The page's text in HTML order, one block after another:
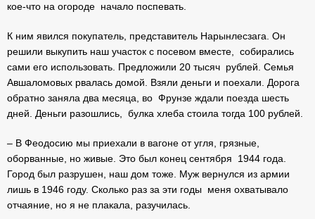
кое-что на огороде начало поспевать.
К ним явился покупатель, представитель Нарынлесзага. Он
решили выкупить наш участок с посевом вместе, собирались
сами его использовать. Предложили 20 тысяч рублей. Семья
Авшаломовых рвалась домой. Взяли деньги и поехали. Дорога
обратно заняла два месяца, во Фрунзе ждали поезда шесть
дней. Деньги разошлись, булка хлеба стоила тогда 100 рублей.
– В Феодосию мы приехали в вагоне от угля, грязные,
оборванные, но живые. Это был конец сентября 1944 года.
Город был разрушен, наш дом тоже. Муж вернулся из армии
лишь в 1946 году. Сколько раз за эти годы меня охватывало
отчаяние, но я не плакала, разучилась.